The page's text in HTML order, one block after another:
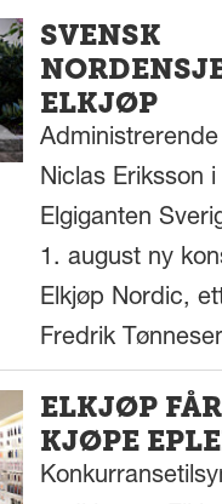
SVENSK
ELKJØP
Niclas Eriksson i
Elgiganten
1. august ny
Elkjøp Nordic,
Fredrik
ELKJØP FÅR
KJØPE